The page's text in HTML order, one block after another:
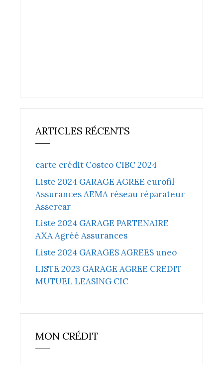
ARTICLES RÉCENTS
carte crédit Costco CIBC 2024
Liste 2024 GARAGE AGREE eurofil
Assurances AEMA réseau réparateur
Assercar
Liste 2024 GARAGE PARTENAIRE
AXA Agréé Assurances
Liste 2024 GARAGES AGREES uneo
LISTE 2023 GARAGE AGREE CREDIT
MUTUEL LEASING CIC
MON CRÉDIT